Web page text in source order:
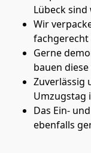
Lübeck sind
Wir
fachgerecht
Gerne
bauen
Zuverlässig
Umzugstag
Das Ein-
ebenfalls